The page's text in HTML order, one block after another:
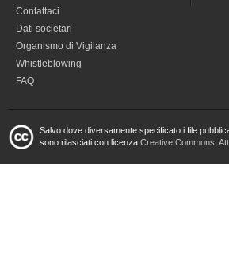
Contattaci
Dati societari
Organismo di Vigilanza
Whistleblowing
FAQ
Salvo dove diversamente specificato i file
sono rilasciati con licenza Creative Commons: